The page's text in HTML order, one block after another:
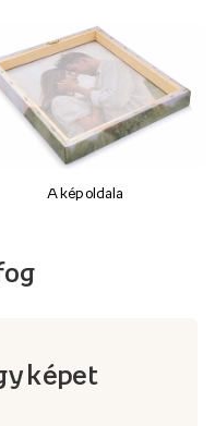
A kép oldala
képet